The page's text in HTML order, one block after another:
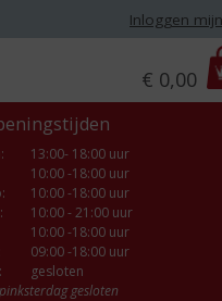
Inloggen
r
i
€ 0,00
:
13:00- 18:00 uur
10:00 -18:00 uur
:
10:00 -18:00 uur
:
10:00 - 21:00 uur
10:00 -18:00 uur
09:00 -18:00 uur
gesloten
gesloten